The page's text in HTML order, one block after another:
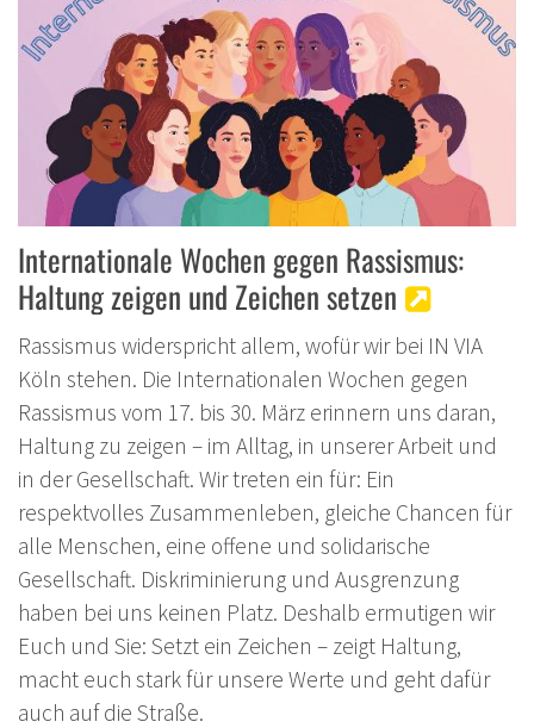
Internationale Wochen gegen Rassismus:
Haltung zeigen und Zeichen setzen
Rassismus widerspricht allem, wofür wir bei IN VIA
Köln stehen. Die Internationalen Wochen gegen
Rassismus vom 17. bis 30. März erinnern uns daran,
Haltung zu zeigen – im Alltag, in unserer Arbeit und
in der Gesellschaft. Wir treten ein für: Ein
respektvolles Zusammenleben, gleiche Chancen für
alle Menschen, eine offene und solidarische
Gesellschaft. Diskriminierung und Ausgrenzung
haben bei uns keinen Platz. Deshalb ermutigen wir
Euch und Sie: Setzt ein Zeichen – zeigt Haltung,
macht euch stark für unsere Werte und geht dafür
auch auf die Straße.